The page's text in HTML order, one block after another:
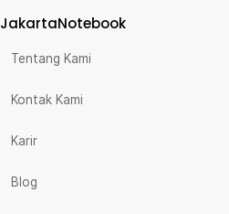
JakartaNotebook
Tentang Kami
Kontak Kami
Karir
Blog